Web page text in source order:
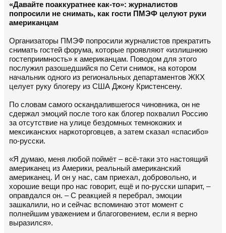
«Давайте поаккуратнее как-то»: журналистов
попросили не снимать, как гости ПМЭФ целуют руки
американцам
Организаторы ПМЭФ попросили журналистов прекратить
снимать гостей форума, которые проявляют «излишнюю
гостеприимность» к американцам. Поводом для этого
послужил разошедшийся по Сети снимок, на котором
начальник одного из региональных департаментов ЖКХ
целует руку блогеру из США Джону Кристенсену.
По словам самого оскандалившегося чиновника, он не
сдержал эмоций после того как блогер похвалил Россию
за отсутствие на улице бездомных темнокожих и
мексиканских наркоторговцев, а затем сказал «спасибо»
по-русски.
«Я думаю, меня любой поймёт – всё-таки это настоящий
американец из Америки, реальный американский
американец. И он у нас, сам приехал, добровольно, и
хорошие вещи про нас говорит, ещё и по-русски шпарит, –
оправдался он. – С реакцией я перебрал, эмоции
зашкалили, но и сейчас вспоминаю этот момент с
полнейшим уважением и благоговением, если я верно
выразился».